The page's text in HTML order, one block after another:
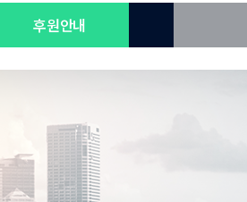
후원안내